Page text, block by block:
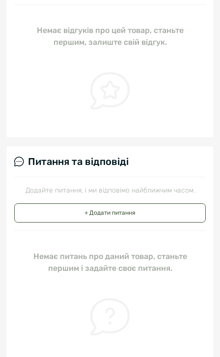
Немає відгуків про цей товар, станьте
першим, залиште свій відгук.
Питання та відповіді
Додайте питання, і ми відповімо найближчим часом.
+ Додати питання
Немає питань про даний товар, станьте
першим і задайте своє питання.